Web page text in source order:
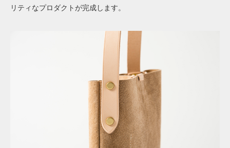
リティなプロダクトが完成します。